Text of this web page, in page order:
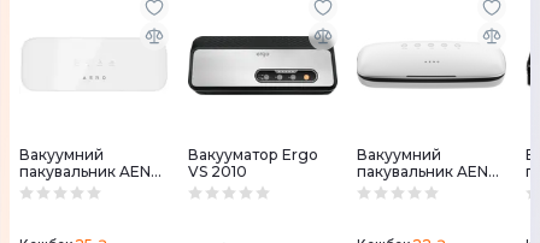
Вакуумний
пакувальник AENO
VS4W (AVS0004W)
Вакууматор Ergo
VS 2010
Вакуумний
пакувальник AENO
VS2